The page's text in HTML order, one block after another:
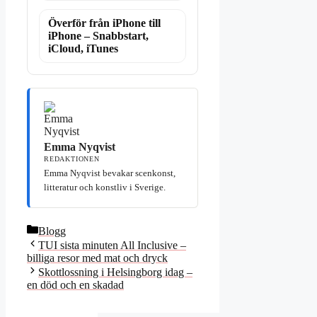
Överför från iPhone till
iPhone – Snabbstart,
iCloud, iTunes
Emma Nyqvist
REDAKTIONEN
Emma Nyqvist bevakar scenkonst,
litteratur och konstliv i Sverige.
Kategorier
Blogg
TUI sista minuten All Inclusive –
billiga resor med mat och dryck
Skottlossning i Helsingborg idag –
en död och en skadad